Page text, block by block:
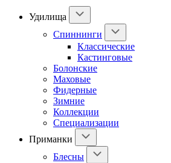
Удилища
Спиннинги
Классические
Кастинговые
Болонские
Маховые
Фидерные
Зимние
Коллекции
Специализации
Приманки
Блесны